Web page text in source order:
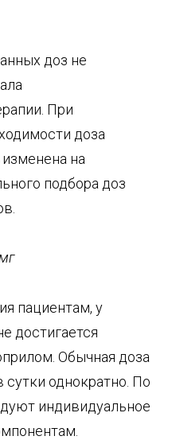
доз не
При
доза
на
подбора доз
пациентам, у
достигается
Обычная доза
сутки однократно. По
индивидуальное